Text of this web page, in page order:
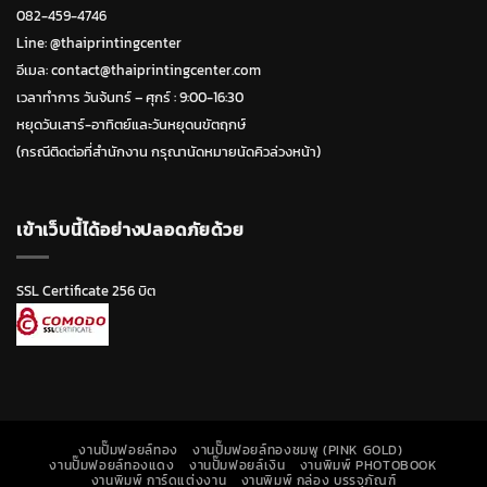
082-459-4746
Line:@thaiprintingcenter
อีเมล: contact@thaiprintingcenter.com
เวลาทำการ วันจ้นทร์ – ศุกร์ : 9:00-16:30
หยุดวันเสาร์-อาทิตย์และวันหยุดนขัตฤกษ์
(กรณีติดต่อที่สำนักงาน กรุณานัดหมายนัดคิวล่วงหน้า)
เข้าเว็บนี้ได้อย่างปลอดภัยด้วย
SSL Certificate 256 บิต
งานปั๊มฟอยล์ทอง งานปั๊มฟอยล์ทองชมพู (PINK GOLD)
งานปั๊มฟอยล์ทองแดง งานปั๊มฟอยล์เงิน งานพิมพ์ PHOTOBOOK
งานพิมพ์ การ์ดแต่งงาน งานพิมพ์ กล่อง บรรจุภัณฑ์